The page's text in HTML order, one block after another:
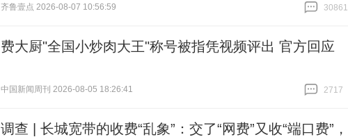
齐鲁壹点 2026-08-07 10:56:59
30861
费大厨"全国小炒肉大王"称号被指凭视频评出 官方回应
中国新闻周刊 2026-08-05 18:26:41
2717
调查 | 长城宽带的收费“乱象”：交了“网费”又收“端口费”，